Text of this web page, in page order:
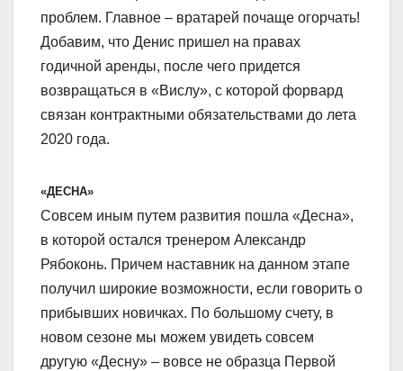
проблем. Главное – вратарей почаще огорчать!
Добавим, что Денис пришел на правах
годичной аренды, после чего придется
возвращаться в «Вислу», с которой форвард
связан контрактными обязательствами до лета
2020 года.
«ДЕСНА»
Совсем иным путем развития пошла «Десна»,
в которой остался тренером Александр
Рябоконь. Причем наставник на данном этапе
получил широкие возможности, если говорить о
прибывших новичках. По большому счету, в
новом сезоне мы можем увидеть совсем
другую «Десну» – вовсе не образца Первой